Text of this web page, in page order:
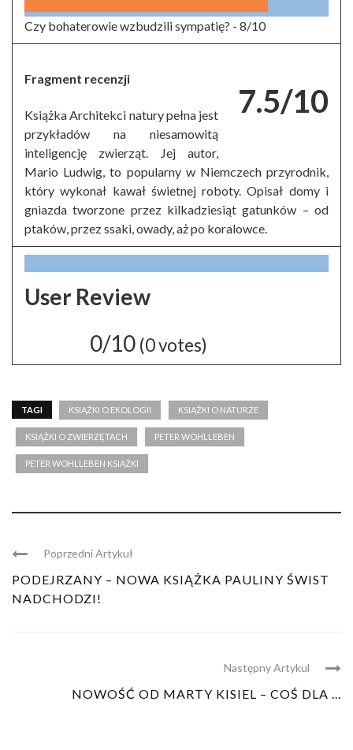
Czy bohaterowie wzbudzili sympatię? - 8/10
7.5/10
Fragment recenzji
Książka Architekci natury pełna jest
przykładów na niesamowitą
inteligencję zwierząt. Jej autor,
Mario Ludwig, to popularny w Niemczech przyrodnik,
który wykonał kawał świetnej roboty. Opisał domy i
gniazda tworzone przez kilkadziesiąt gatunków – od
ptaków, przez ssaki, owady, aż po koralowce.
User Review
0/10 (0votes)
TAGI KSIĄŻKI O EKOLOGII KSIĄŻKI O NATURZE
KSIĄŻKI O ZWIERZĘTACH PETER WOHLLEBEN
PETER WOHLLEBEN KSIĄŻKI
Poprzedni Artykuł
PODEJRZANY – NOWA KSIĄŻKA PAULINY ŚWIST
NADCHODZI!
Następny Artykul
NOWOŚĆ OD MARTY KISIEL – COŚ DLA ...